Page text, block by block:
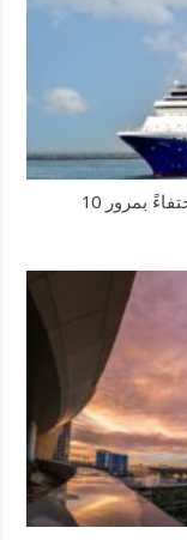
سيليستيال تطرح عرض “اثنين بسعر واحد” احتفاءً بمرور 10